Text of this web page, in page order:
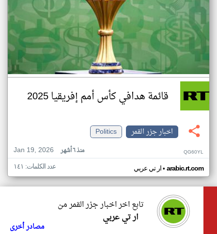
قائمة هدافي كأس أمم إفريقيا 2025
اخبار جزر القمر
Politics
Jan 19, 2026
منذ ٦ أشهر QG60YL
ار تي عربي• arabic.rt.com عدد الكلمات: ١٤١
تابع اخر اخبار جزر القمر من
ار تي عربي
مصادر أخرى